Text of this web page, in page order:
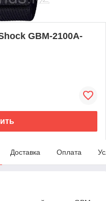
GBM-2100A-
Доставка Оплата